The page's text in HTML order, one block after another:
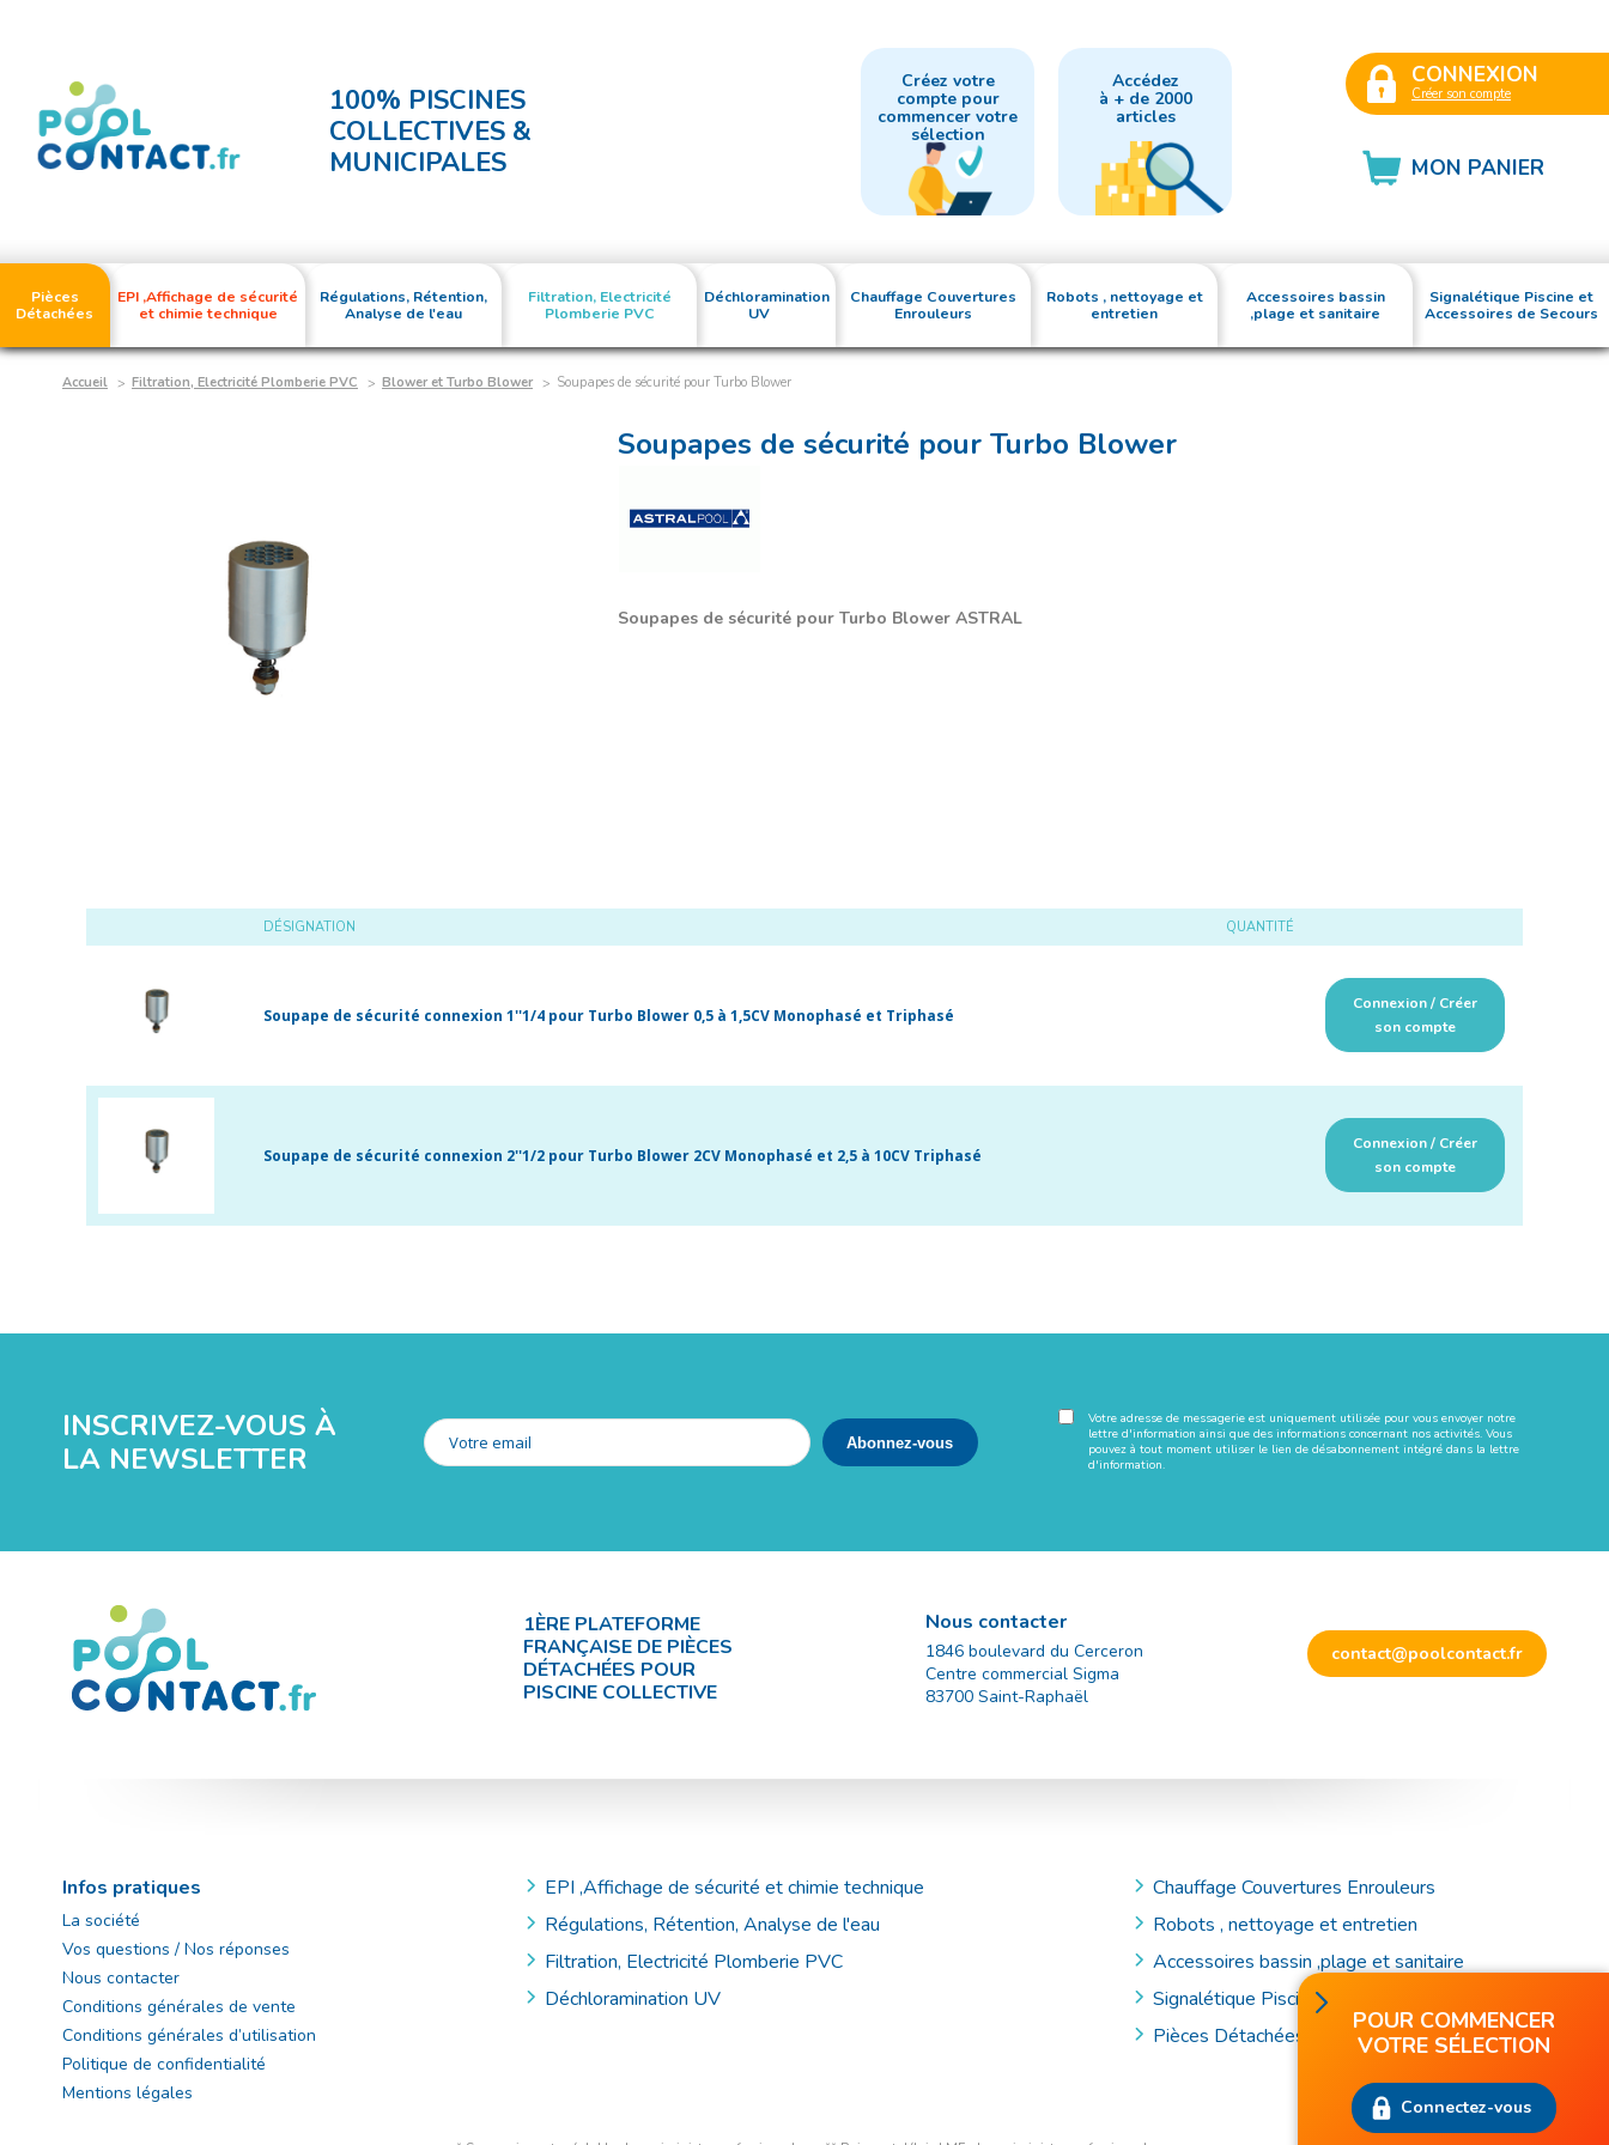
100% PISCINES
COLLECTIVES &
MUNICIPALES
Créez votre
compte pour
commencer votre
sélection
Accédez
à + de 2000
articles
CONNEXION
Créer son compte
MON PANIER
Pièces
Détachées
EPI ,Affichage de sécurité
et chimie technique
Régulations, Rétention,
Analyse de l'eau
Filtration, Electricité
Plomberie PVC
Déchloramination
UV
Chauffage Couvertures
Enrouleurs
Robots , nettoyage et
entretien
Accessoires bassin
,plage et sanitaire
Signalétique Piscine et
Accessoires de Secours
Accueil Filtration, Electricité Plomberie PVC Blower et Turbo Blower Soupapes de sécurité pour Turbo Blower
Soupapes de sécurité pour Turbo Blower
Soupapes de sécurité pour Turbo Blower ASTRAL
DÉSIGNATION QUANTITÉ
Soupape de sécurité connexion 1''1/4 pour Turbo Blower 0,5 à 1,5CV Monophasé et Triphasé
Connexion / Créer
son compte
Soupape de sécurité connexion 2''1/2 pour Turbo Blower 2CV Monophasé et 2,5 à 10CV Triphasé
Connexion / Créer
son compte
POUR COMMENCER
VOTRE SÉLECTION
Connectez-vous
INSCRIVEZ-VOUS À
LA NEWSLETTER
Votre adresse de messagerie est uniquement utilisée pour vous envoyer notre
lettre d'information ainsi que des informations concernant nos activités. Vous
pouvez à tout moment utiliser le lien de désabonnement intégré dans la lettre
d'information.
1ÈRE PLATEFORME
FRANÇAISE DE PIÈCES
DÉTACHÉES POUR
PISCINE COLLECTIVE
Nous contacter
1846 boulevard du Cerceron
Centre commercial Sigma
83700 Saint-Raphaël
contact@poolcontact.fr
Infos pratiques
La société
Vos questions / Nos réponses
Nous contacter
Conditions générales de vente
Conditions générales d’utilisation
Politique de confidentialité
Mentions légales
EPI ,Affichage de sécurité et chimie technique
Régulations, Rétention, Analyse de l'eau
Filtration, Electricité Plomberie PVC
Déchloramination UV
Chauffage Couvertures Enrouleurs
Robots , nettoyage et entretien
Accessoires bassin ,plage et sanitaire
Signalétique Piscine et Accessoires de Secours
Pièces Détachées